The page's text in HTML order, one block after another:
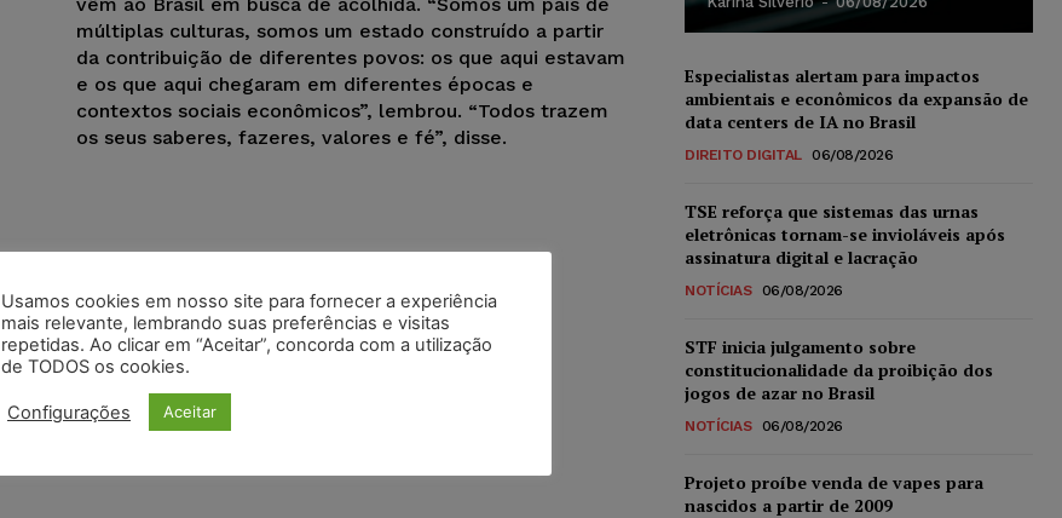
múltiplas culturas, somos um estado construído a partir
da contribuição de diferentes povos: os que aqui estavam
e os que aqui chegaram em diferentes épocas e
contextos sociais econômicos”, lembrou. “Todos trazem
os seus saberes, fazeres, valores e fé”, disse.
Especialistas alertam para impactos
ambientais e econômicos da expansão de
data centers de IA no Brasil
DIREITO DIGITAL 06/08/2026
TSE reforça que sistemas das urnas
eletrônicas tornam-se invioláveis após
assinatura digital e lacração
NOTÍCIAS 06/08/2026
STF inicia julgamento sobre
constitucionalidade da proibição dos
jogos de azar no Brasil
NOTÍCIAS 06/08/2026
Projeto proíbe venda de vapes para
nascidos a partir de 2009
Usamos cookies em nosso site para fornecer a experiência
mais relevante, lembrando suas preferências e visitas
repetidas. Ao clicar em “Aceitar”, concorda com a utilização
de TODOS os cookies.
Configurações Aceitar